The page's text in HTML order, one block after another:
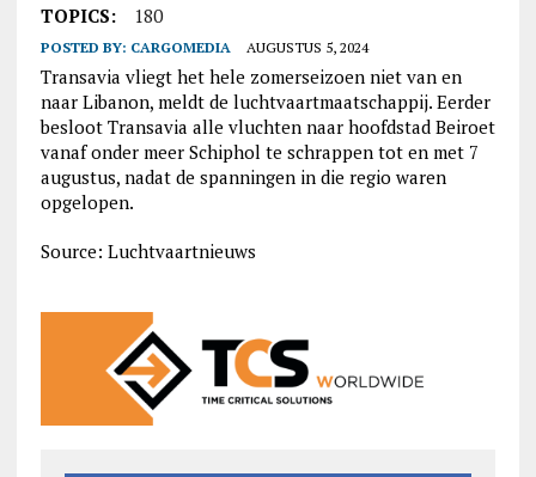
TOPICS: 180
POSTED BY: CARGOMEDIA AUGUSTUS 5, 2024
Transavia vliegt het hele zomerseizoen niet van en
naar Libanon, meldt de luchtvaartmaatschappij. Eerder
besloot Transavia alle vluchten naar hoofdstad Beiroet
vanaf onder meer Schiphol te schrappen tot en met 7
augustus, nadat de spanningen in die regio waren
opgelopen.
Source: Luchtvaartnieuws